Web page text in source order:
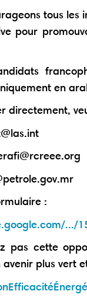
tous les
pour
en
directement,
:
.../
pas cette
plus vert